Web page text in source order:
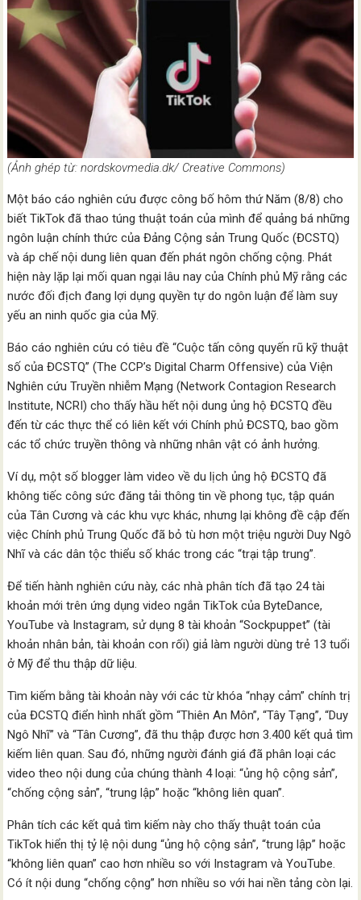
(Ảnh ghép từ: nordskovmedia.dk/ Creative Commons)
Một báo cáo nghiên cứu được công bố hôm thứ Năm (8/8) cho
biết TikTok đã thao túng thuật toán của mình để quảng bá những
ngôn luận chính thức của Đảng Cộng sản Trung Quốc (ĐCSTQ)
và áp chế nội dung liên quan đến phát ngôn chống cộng. Phát
hiện này lặp lại mối quan ngại lâu nay của Chính phủ Mỹ rằng các
nước đối địch đang lợi dụng quyền tự do ngôn luận để làm suy
yếu an ninh quốc gia của Mỹ.
Báo cáo nghiên cứu có tiêu đề “Cuộc tấn công quyến rũ kỹ thuật
số của ĐCSTQ” (The CCP’s Digital Charm Offensive) của Viện
Nghiên cứu Truyền nhiễm Mạng (Network Contagion Research
Institute, NCRI) cho thấy hầu hết nội dung ủng hộ ĐCSTQ đều
đến từ các thực thể có liên kết với Chính phủ ĐCSTQ, bao gồm
các tổ chức truyền thông và những nhân vật có ảnh hưởng.
Ví dụ, một số blogger làm video về du lịch ủng hộ ĐCSTQ đã
không tiếc công sức đăng tải thông tin về phong tục, tập quán
của Tân Cương và các khu vực khác, nhưng lại không đề cập đến
việc Chính phủ Trung Quốc đã bỏ tù hơn một triệu người Duy Ngô
Nhĩ và các dân tộc thiểu số khác trong các “trại tập trung”.
Để tiến hành nghiên cứu này, các nhà phân tích đã tạo 24 tài
khoản mới trên ứng dụng video ngắn TikTok của ByteDance,
YouTube và Instagram, sử dụng 8 tài khoản “Sockpuppet” (tài
khoản nhân bản, tài khoản con rối) giả làm người dùng trẻ 13 tuổi
ở Mỹ để thu thập dữ liệu.
Tìm kiếm bằng tài khoản này với các từ khóa “nhạy cảm” chính trị
của ĐCSTQ điển hình nhất gồm “Thiên An Môn”, “Tây Tạng”, “Duy
Ngô Nhĩ” và “Tân Cương”, đã thu thập được hơn 3.400 kết quả tìm
kiếm liên quan. Sau đó, những người đánh giá đã phân loại các
video theo nội dung của chúng thành 4 loại: “ủng hộ cộng sản”,
“chống cộng sản”, “trung lập” hoặc “không liên quan”.
Phân tích các kết quả tìm kiếm này cho thấy thuật toán của
TikTok hiển thị tỷ lệ nội dung “ủng hộ cộng sản”, “trung lập” hoặc
“không liên quan” cao hơn nhiều so với Instagram và YouTube.
Có ít nội dung “chống cộng” hơn nhiều so với hai nền tảng còn lại.